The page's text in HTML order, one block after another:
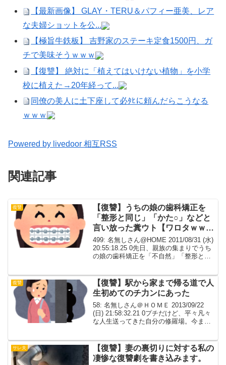
【最新画像】 GLAY・TERU＆パフィー亜美、レア
な夫婦ショットを公...
【極旨牛鉄板】 吉野家のステーキ定食1500円、ガ
チで美味そうｗｗｗ
【復讐】 絶対に「植えてはいけない植物」を小学
校に植えた→20年経って...
同僚の美人に土下座して必ﾀﾋに頼んだらこうなる
ｗｗｗ
Powered by livedoor 相互RSS
関連記事
復讐
【復讐】うちの娘の歯科矯正を
「整形と同じ」「かた○」などと
言い放った糞ウト【ワロタｗｗ
ｗ】
499: 名無しさん@HOME 2011/08/31 (水)
20:55:18.25 0先日、親族の集まりでうち
の娘の歯科矯正を「不自然」「整形と同
こってたから「不...
復讐
【復讐】駅から家まで帰る道で人
生初めてのチ力ンにあった
58: 名無しさん＠ＨＯＭＥ 2013/09/22
(日) 21:58:32.21 0プチだけど、平々凡々
な人生送ってきた自分の修羅場。今まで
なった時、駅から家まで帰る...
サレ夫
【復讐】妻の裏切りに対する私の
凄惨な復讐劇を書き込みます。